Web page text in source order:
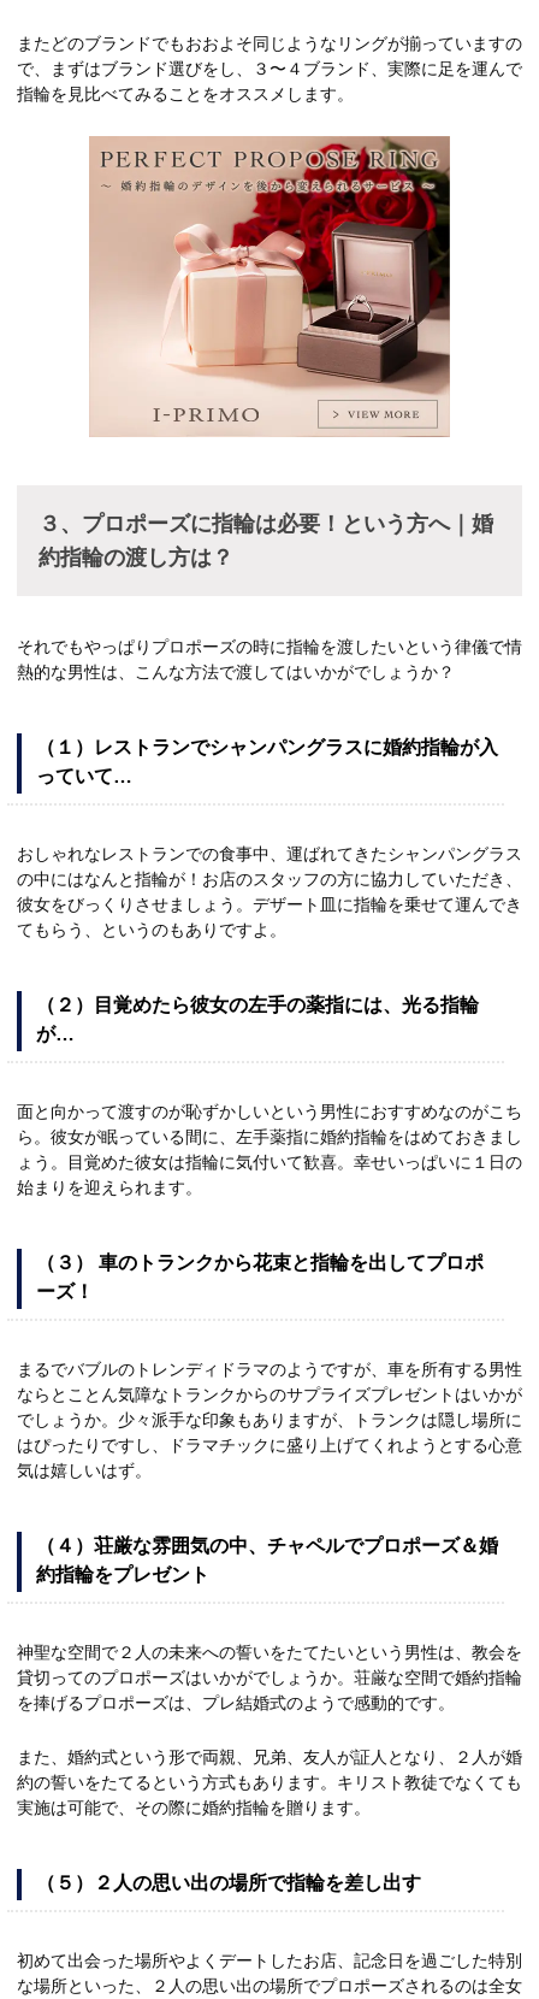
またどのブランドでもおおよそ同じようなリングが揃っていますの
で、まずはブランド選びをし、３〜４ブランド、実際に足を運んで
指輪を見比べてみることをオススメします。
３、プロポーズに指輪は必要！という方へ｜婚
約指輪の渡し方は？
それでもやっぱりプロポーズの時に指輪を渡したいという律儀で情
熱的な男性は、こんな方法で渡してはいかがでしょうか？
（１）レストランでシャンパングラスに婚約指輪が入
っていて…
おしゃれなレストランでの食事中、運ばれてきたシャンパングラス
の中にはなんと指輪が！お店のスタッフの方に協力していただき、
彼女をびっくりさせましょう。デザート皿に指輪を乗せて運んでき
てもらう、というのもありですよ。
（２）目覚めたら彼女の左手の薬指には、光る指輪
が…
面と向かって渡すのが恥ずかしいという男性におすすめなのがこち
ら。彼女が眠っている間に、左手薬指に婚約指輪をはめておきまし
ょう。目覚めた彼女は指輪に気付いて歓喜。幸せいっぱいに１日の
始まりを迎えられます。
（３） 車のトランクから花束と指輪を出してプロポ
ーズ！
まるでバブルのトレンディドラマのようですが、車を所有する男性
ならとことん気障なトランクからのサプライズプレゼントはいかが
でしょうか。少々派手な印象もありますが、トランクは隠し場所に
はぴったりですし、ドラマチックに盛り上げてくれようとする心意
気は嬉しいはず。
（４）荘厳な雰囲気の中、チャペルでプロポーズ＆婚
約指輪をプレゼント
神聖な空間で２人の未来への誓いをたてたいという男性は、教会を
貸切ってのプロポーズはいかがでしょうか。荘厳な空間で婚約指輪
を捧げるプロポーズは、プレ結婚式のようで感動的です。
また、婚約式という形で両親、兄弟、友人が証人となり、２人が婚
約の誓いをたてるという方式もあります。キリスト教徒でなくても
実施は可能で、その際に婚約指輪を贈ります。
（５）２人の思い出の場所で指輪を差し出す
初めて出会った場所やよくデートしたお店、記念日を過ごした特別
な場所といった、２人の思い出の場所でプロポーズされるのは全女